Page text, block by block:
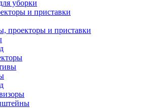
уборки
и приставки
проекторы и приставки